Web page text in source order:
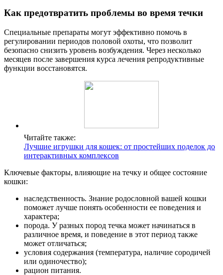
Как предотвратить проблемы во время течки
Специальные препараты могут эффективно помочь в
регулировании периодов половой охоты, что позволит
безопасно снизить уровень возбуждения. Через несколько
месяцев после завершения курса лечения репродуктивные
функции восстановятся.
Читайте также:
Лучшие игрушки для кошек: от простейших поделок до
интерактивных комплексов
Ключевые факторы, влияющие на течку и общее состояние
кошки:
наследственность. Знание родословной вашей кошки
поможет лучше понять особенности ее поведения и
характера;
порода. У разных пород течка может начинаться в
различное время, и поведение в этот период также
может отличаться;
условия содержания (температура, наличие сородичей
или одиночество);
рацион питания.